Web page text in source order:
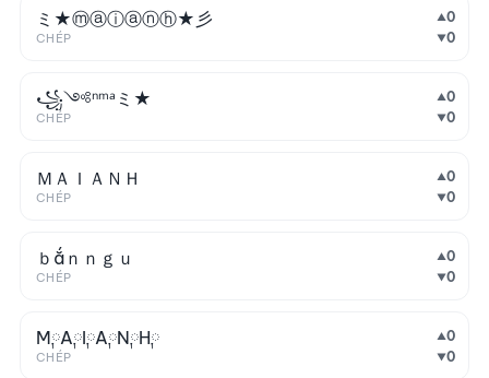
ミ★ⓜⓐⓘⓐⓝⓗ★彡
CHÉP
▲0
▼0
꧁༺ⁿᵐᵃミ★
CHÉP
▲0
▼0
ＭＡＩＡＮＨ
CHÉP
▲0
▼0
ｂắｎｎｇｕ
CHÉP
▲0
▼0
M༙A༙I༙A༙N༙H༙
CHÉP
▲0
▼0